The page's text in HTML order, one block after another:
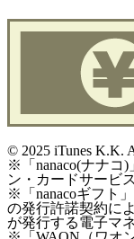
© 2025 iTunes K.K.
※「nanaco(ナナコ)
ン・カードサービ
※「nanacoギフト
の発行許諾契約に
が発行する電子マ